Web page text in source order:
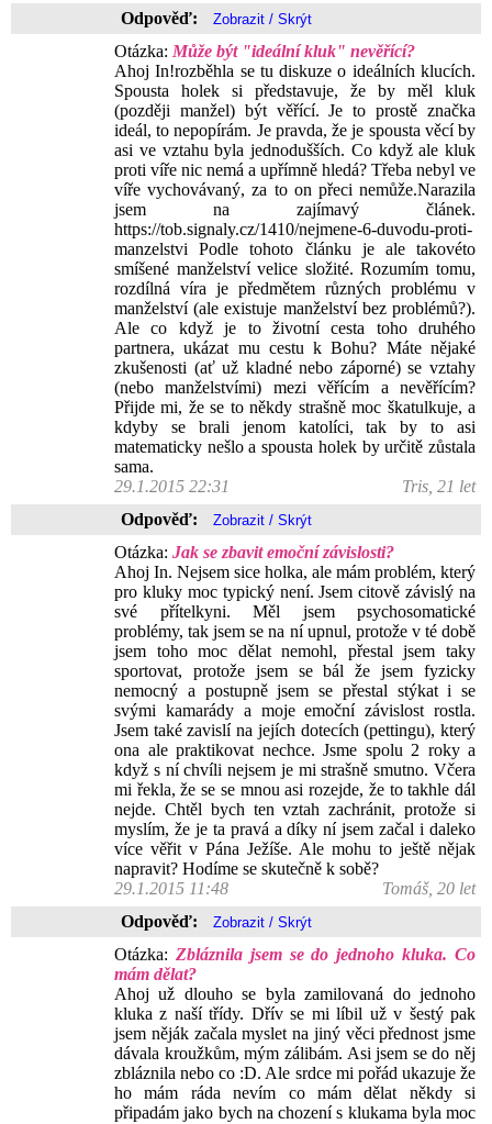
Odpověď:
Otázka: Může být "ideální kluk" nevěřící?
Ahoj In!rozběhla se tu diskuze o ideálních klucích.
Spousta holek si představuje, že by měl kluk
(později manžel) být věřící. Je to prostě značka
ideál, to nepopírám. Je pravda, že je spousta věcí by
asi ve vztahu byla jednodušších. Co když ale kluk
proti víře nic nemá a upřímně hledá? Třeba nebyl ve
víře vychovávaný, za to on přeci nemůže.Narazila
jsem na zajímavý článek.
https://tob.signaly.cz/1410/nejmene-6-duvodu-proti-
manzelstvi Podle tohoto článku je ale takovéto
smíšené manželství velice složité. Rozumím tomu,
rozdílná víra je předmětem různých problému v
manželství (ale existuje manželství bez problémů?).
Ale co když je to životní cesta toho druhého
partnera, ukázat mu cestu k Bohu? Máte nějaké
zkušenosti (ať už kladné nebo záporné) se vztahy
(nebo manželstvími) mezi věřícím a nevěřícím?
Přijde mi, že se to někdy strašně moc škatulkuje, a
kdyby se brali jenom katolíci, tak by to asi
matematicky nešlo a spousta holek by určitě zůstala
sama.
29.1.2015 22:31
Tris, 21 let
Odpověď:
Otázka: Jak se zbavit emoční závislosti?
Ahoj In. Nejsem sice holka, ale mám problém, který
pro kluky moc typický není. Jsem citově závislý na
své přítelkyni. Měl jsem psychosomatické
problémy, tak jsem se na ní upnul, protože v té době
jsem toho moc dělat nemohl, přestal jsem taky
sportovat, protože jsem se bál že jsem fyzicky
nemocný a postupně jsem se přestal stýkat i se
svými kamarády a moje emoční závislost rostla.
Jsem také zavislí na jejích dotecích (pettingu), který
ona ale praktikovat nechce. Jsme spolu 2 roky a
když s ní chvíli nejsem je mi strašně smutno. Včera
mi řekla, že se se mnou asi rozejde, že to takhle dál
nejde. Chtěl bych ten vztah zachránit, protože si
myslím, že je ta pravá a díky ní jsem začal i daleko
více věřit v Pána Ježíše. Ale mohu to ještě nějak
napravit? Hodíme se skutečně k sobě?
29.1.2015 11:48
Tomáš, 20 let
Odpověď:
Otázka: Zbláznila jsem se do jednoho kluka. Co
mám dělat?
Ahoj už dlouho se byla zamilovaná do jednoho
kluka z naší třídy. Dřív se mi líbil už v šestý pak
jsem něják začala myslet na jiný věci přednost jsme
dávala kroužkům, mým zálibám. Asi jsem se do něj
zbláznila nebo co :D. Ale srdce mi pořád ukazuje že
ho mám ráda nevím co mám dělat někdy si
připadám jako bych na chození s klukama byla moc